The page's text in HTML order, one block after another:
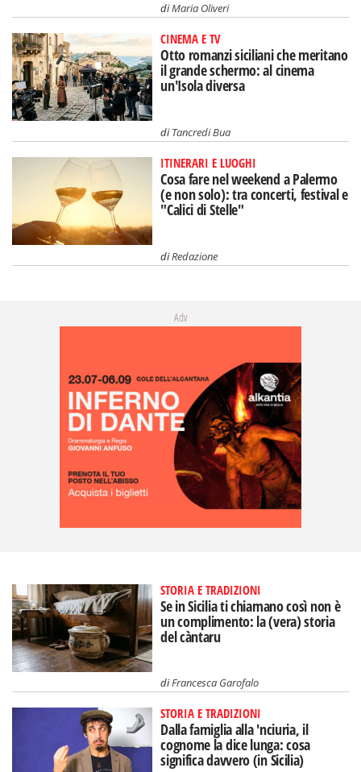
diMaria Oliveri
CINEMA E TV
Otto romanzi siciliani che meritano
il grande schermo: al cinema
un'Isola diversa
diTancredi Bua
ITINERARI E LUOGHI
Cosa fare nel weekend a Palermo
(e non solo): tra concerti, festival e
"Calici di Stelle"
diRedazione
Adv
STORIA E TRADIZIONI
Se in Sicilia ti chiamano così non è
un complimento: la (vera) storia
del càntaru
diFrancesca Garofalo
STORIA E TRADIZIONI
Dalla famiglia alla 'nciuria, il
cognome la dice lunga: cosa
significa davvero (in Sicilia)